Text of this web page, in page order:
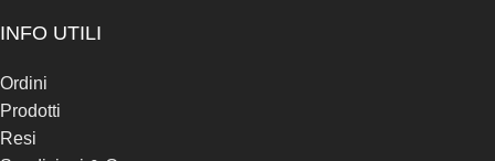
INFO UTILI
Ordini
Prodotti
Resi